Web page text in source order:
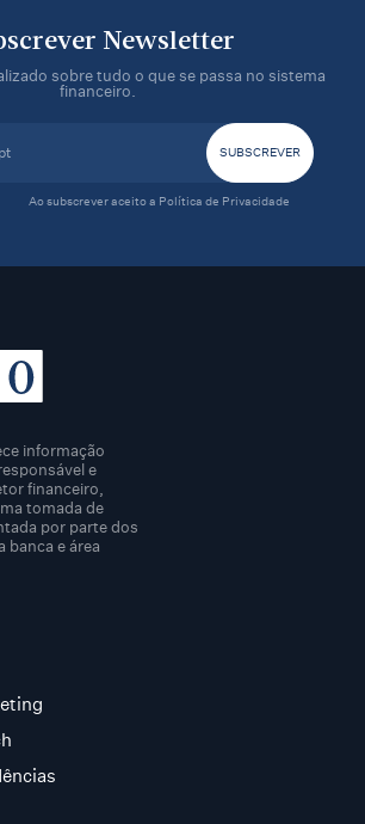
Newsletter
sobre tudo o que se passa no sistema
financeiro.
Ao subscrever aceito a Política de Privacidade
informação
e
financeiro,
tomada de
por parte dos
banca e área